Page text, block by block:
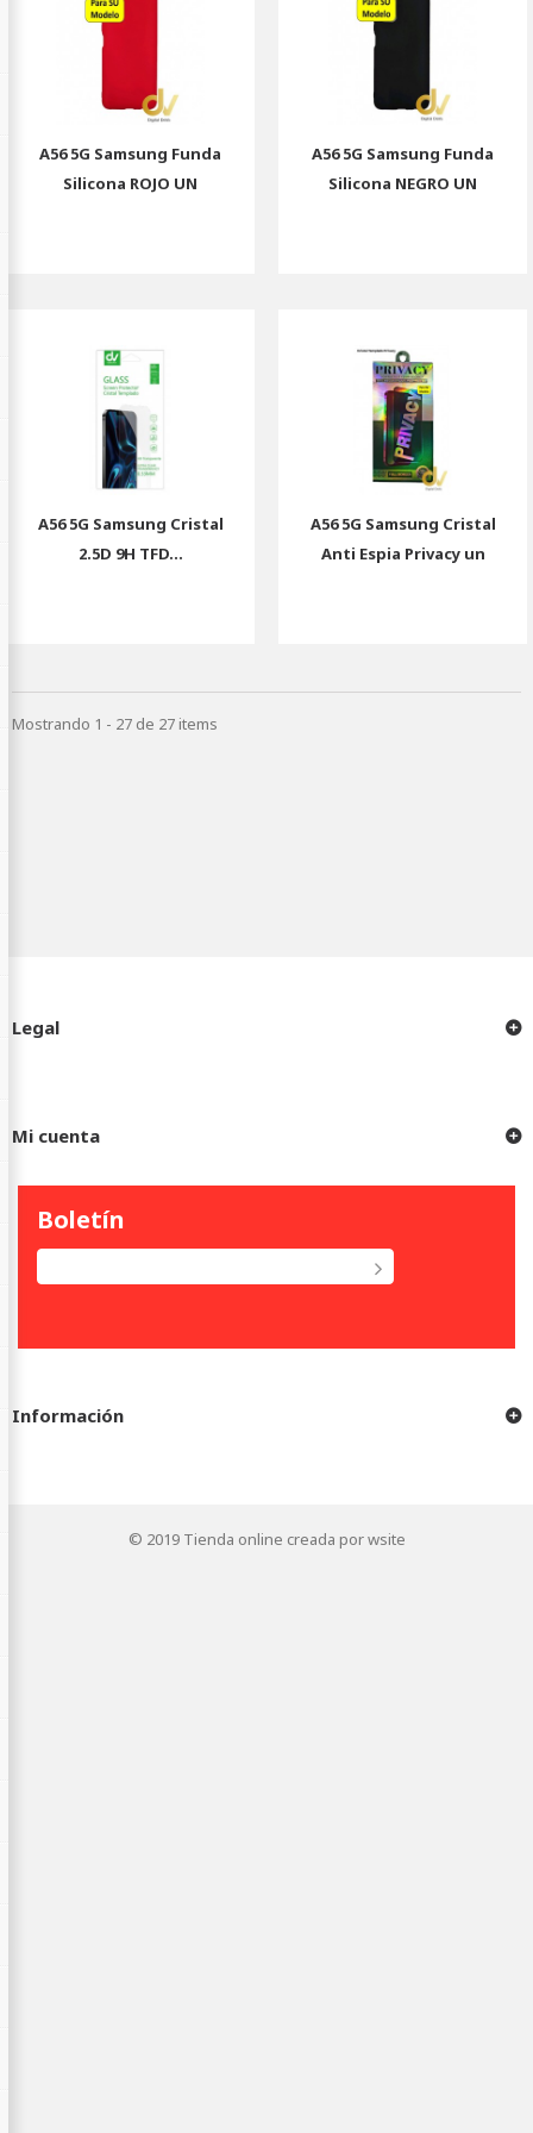
A56 5G Samsung Funda
Silicona ROJO UN
A56 5G Samsung Funda
Silicona NEGRO UN
A56 5G Samsung Cristal
2.5D 9H TFD...
A56 5G Samsung Cristal
Anti Espia Privacy un
Mostrando 1 - 27 de 27 items
Legal
© 2019 Tienda online creada por wsite
Mi cuenta
Boletín
Información